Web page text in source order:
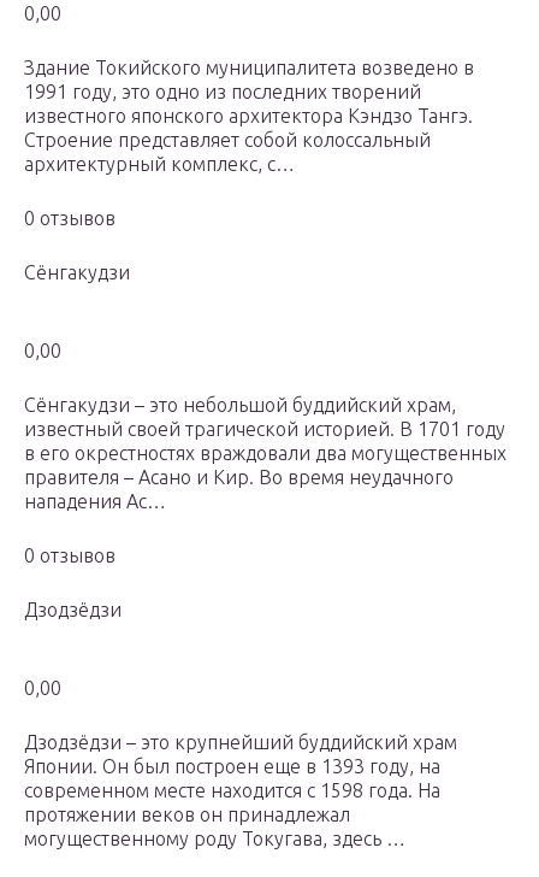
0,00
Здание Токийского муниципалитета возведено в
1991 году, это одно из последних творений
известного японского архитектора Кэндзо Тангэ.
Строение представляет собой колоссальный
архитектурный комплекс, с…
0 отзывов
Сёнгакудзи
0,00
Сёнгакудзи – это небольшой буддийский храм,
известный своей трагической историей. В 1701 году
в его окрестностях враждовали два могущественных
правителя – Асано и Кир. Во время неудачного
нападения Ас…
0 отзывов
Дзодзёдзи
0,00
Дзодзёдзи – это крупнейший буддийский храм
Японии. Он был построен еще в 1393 году, на
современном месте находится с 1598 года. На
протяжении веков он принадлежал
могущественному роду Токугава, здесь …